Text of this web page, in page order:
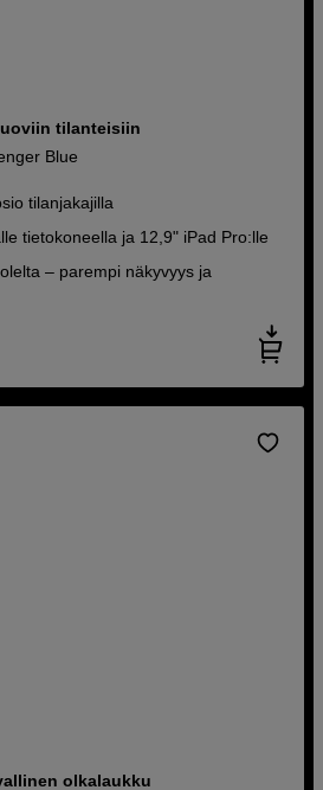
tilanteisiin
Blue
tilanjakajilla
tietokoneella ja 12,9" iPad Pro:lle
– parempi näkyvyys ja
olkalaukku